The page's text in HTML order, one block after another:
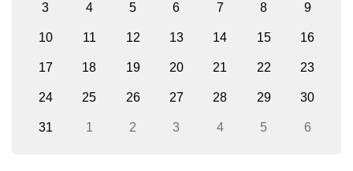
3 4 5 6 7 8 9
10 11 12 13 14 15 16
17 18 19 20 21 22 23
24 25 26 27 28 29 30
31 1 2 3 4 5 6